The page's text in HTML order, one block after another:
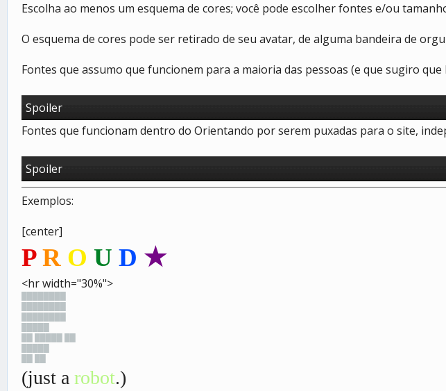
Escolha ao menos um esquema de cores; você pode escolher fontes e/ou
O esquema de cores pode ser retirado de seu avatar, de alguma bandeira de
Fontes que assumo que funcionem para a maioria das pessoas (e que sugiro que
Spoiler
Fontes que funcionam dentro do Orientando por serem puxadas para o site,
Spoiler
Exemplos:
[center]
P R O U D ★
<hr width="30%">
(just a robot.)